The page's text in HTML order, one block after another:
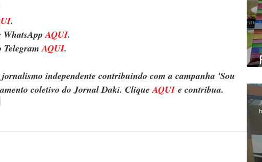
.
WhatsApp AQUI.
Telegram AQUI.
independente contribuindo com a campanha 'Sou
coletivo do Jornal Daki. Clique AQUI e contribua.